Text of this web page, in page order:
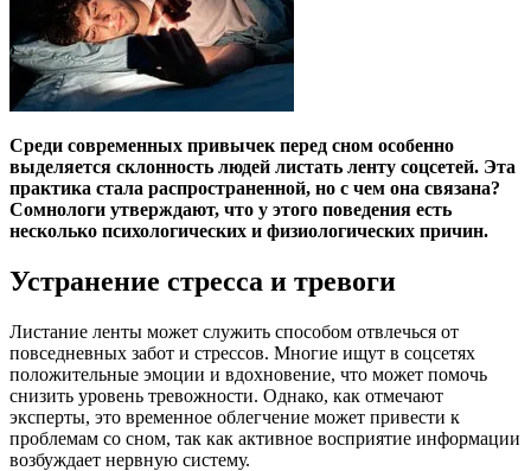
Среди современных привычек перед сном особенно
выделяется склонность людей листать ленту соцсетей. Эта
практика стала распространенной, но с чем она связана?
Сомнологи утверждают, что у этого поведения есть
несколько психологических и физиологических причин.
Устранение стресса и тревоги
Листание ленты может служить способом отвлечься от
повседневных забот и стрессов. Многие ищут в соцсетях
положительные эмоции и вдохновение, что может помочь
снизить уровень тревожности. Однако, как отмечают
эксперты, это временное облегчение может привести к
проблемам со сном, так как активное восприятие информации
возбуждает нервную систему.